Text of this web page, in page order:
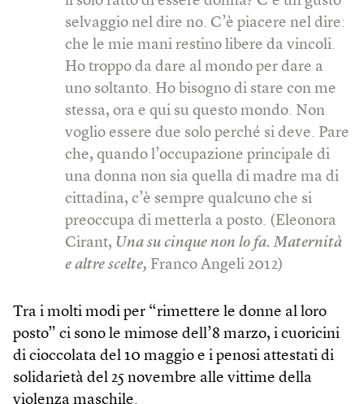
selvaggio nel dire no. C’è piacere nel dire:
che le mie mani restino libere da vincoli.
Ho troppo da dare al mondo per dare a
uno soltanto. Ho bisogno di stare con me
stessa, ora e qui su questo mondo. Non
voglio essere due solo perché si deve. Pare
che, quando l’occupazione principale di
una donna non sia quella di madre ma di
cittadina, c’è sempre qualcuno che si
preoccupa di metterla a posto. (Eleonora
Cirant, Una su cinque non lo fa. Maternità
e altre scelte, Franco Angeli 2012)
Tra i molti modi per “rimettere le donne al loro
posto” ci sono le mimose dell’8 marzo, i cuoricini
di cioccolata del 10 maggio e i penosi attestati di
solidarietà del 25 novembre alle vittime della
violenza maschile.